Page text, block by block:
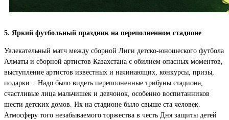
5. Яркий футбольный праздник на переполненном стадионе
Увлекательный матч между сборной Лиги детско-юношеского футбола
Алматы и сборной артистов Казахстана с обилием опасных моментов,
выступление артистов известных и начинающих, конкурсы, призы,
подарки... Надо было видеть переполненные трибуны стадиона,
счастливые лица мальчишек и девчонок, особенно воспитанников
шести детских домов. Их на стадионе было свыше ста человек.
Атмосферу того незабываемого торжества в честь Дня защиты детей